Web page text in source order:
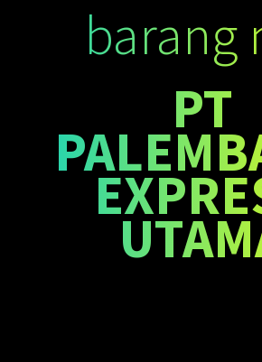
barang
PT